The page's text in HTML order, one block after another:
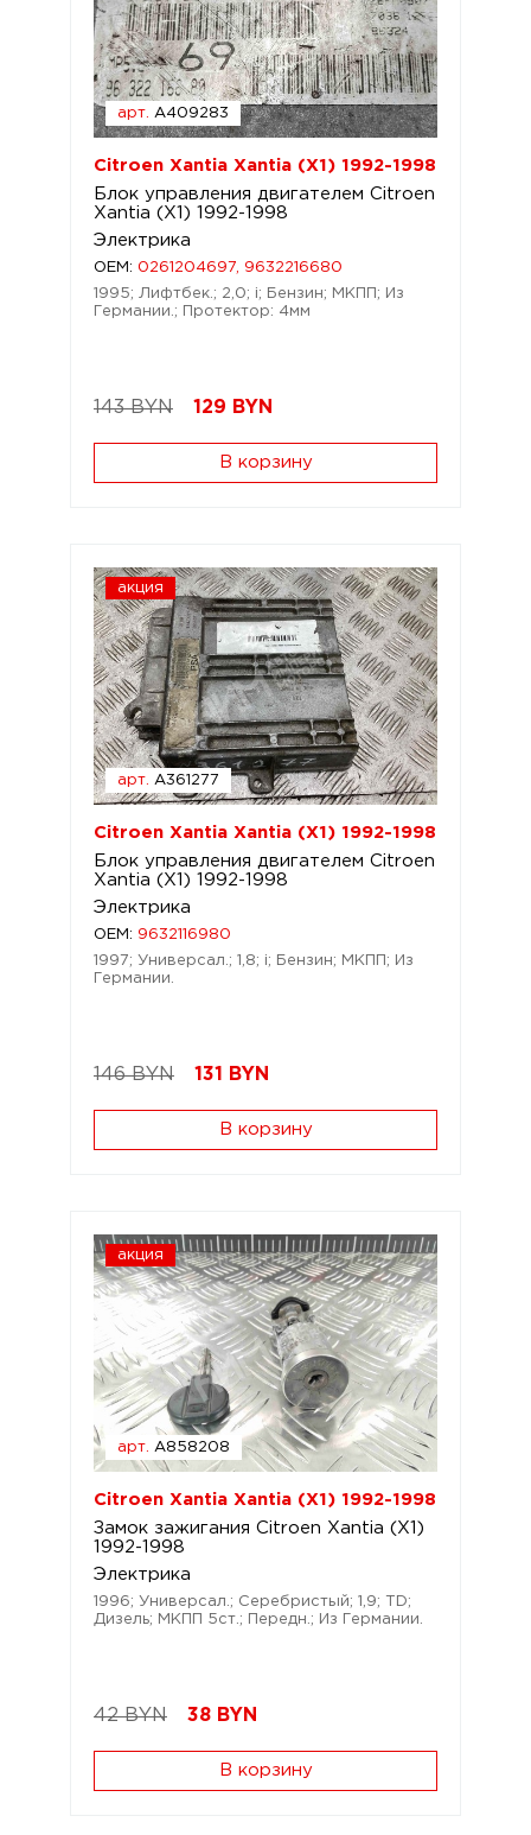
арт. A409283
Citroen Xantia Xantia (X1) 1992-1998
Блок управления двигателем Citroen
Xantia (X1) 1992-1998
Электрика
OEM: 0261204697, 9632216680
1995; Лифтбек.; 2,0; i; Бензин; МКПП; Из
Германии.; Протектор: 4мм
143 BYN 129 BYN
В корзину
акция
арт. A361277
Citroen Xantia Xantia (X1) 1992-1998
Блок управления двигателем Citroen
Xantia (X1) 1992-1998
Электрика
OEM: 9632116980
1997; Универсал.; 1,8; i; Бензин; МКПП; Из
Германии.
146 BYN 131 BYN
В корзину
акция
арт. A858208
Citroen Xantia Xantia (X1) 1992-1998
Замок зажигания Citroen Xantia (X1)
1992-1998
Электрика
1996; Универсал.; Серебристый; 1,9; TD;
Дизель; МКПП 5ст.; Передн.; Из Германии.
42 BYN 38 BYN
В корзину